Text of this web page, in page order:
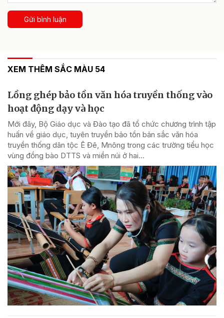
Gửi bình luận
XEM THÊM SẮC MÀU 54
Lồng ghép bảo tồn văn hóa truyền thống vào
hoạt động dạy và học
Mới đây, Bộ Giáo dục và Đào tạo đã tổ chức chương trình tập
huấn về giáo dục, tuyên truyền bảo tồn bản sắc văn hóa
truyền thống dân tộc Ê Đê, Mnông trong các trường tiểu học
vùng đồng bào DTTS và miền núi ở hai...